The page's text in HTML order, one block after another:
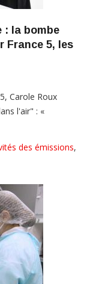
: la bombe
France 5, les
Carole Roux
l'air" : «
des émissions,